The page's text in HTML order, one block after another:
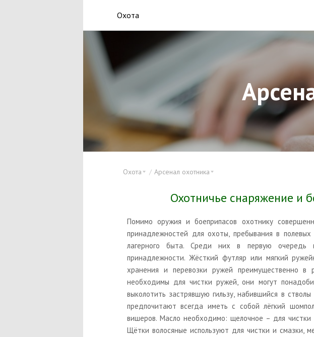
Охота
Охота Арсенал охотника
Охотничье снаряжение и
Помимо оружия и боеприпасов охотнику
принадлежностей для охоты, пребывания в полевых
лагерного быта. Среди них в первую очередь
принадлежности. Жёсткий футляр или мягкий
хранения и перевозки ружей преимущественно в
необходимы для чистки ружей, они могут
выколотить застрявшую гильзу, набившийся в
предпочитают всегда иметь с собой лёгкий
вишеров. Масло необходимо: щелочное – для чистки
Щётки волосяные используют для чистки и смазки,